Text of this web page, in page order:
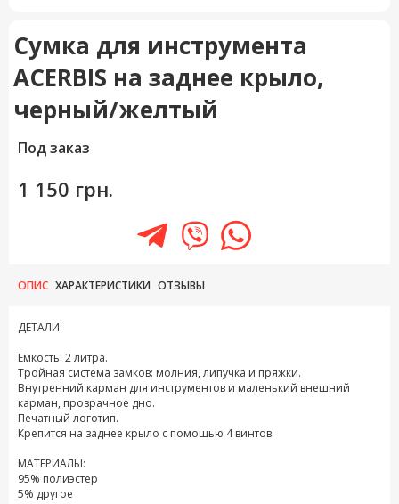
Сумка для инструмента
ACERBIS на заднее крыло,
черный/желтый
Под заказ
1 150 грн.
ОПИС ХАРАКТЕРИСТИКИ ОТЗЫВЫ
ДЕТАЛИ:
Емкость: 2 литра.
Тройная система замков: молния, липучка и пряжки.
Внутренний карман для инструментов и маленький внешний
карман, прозрачное дно.
Печатный логотип.
Крепится на заднее крыло с помощью 4 винтов.
МАТЕРИАЛЫ:
95% полиэстер
5% другое